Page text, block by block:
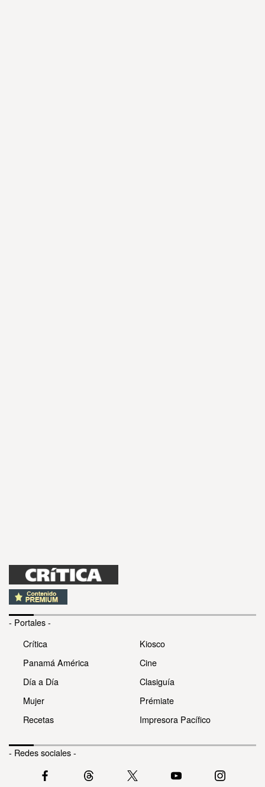
- Portales -
Crítica
Panamá América
Día a Día
Mujer
Recetas
Kiosco
Cine
Clasiguía
Prémiate
Impresora Pacífico
- Redes sociales -